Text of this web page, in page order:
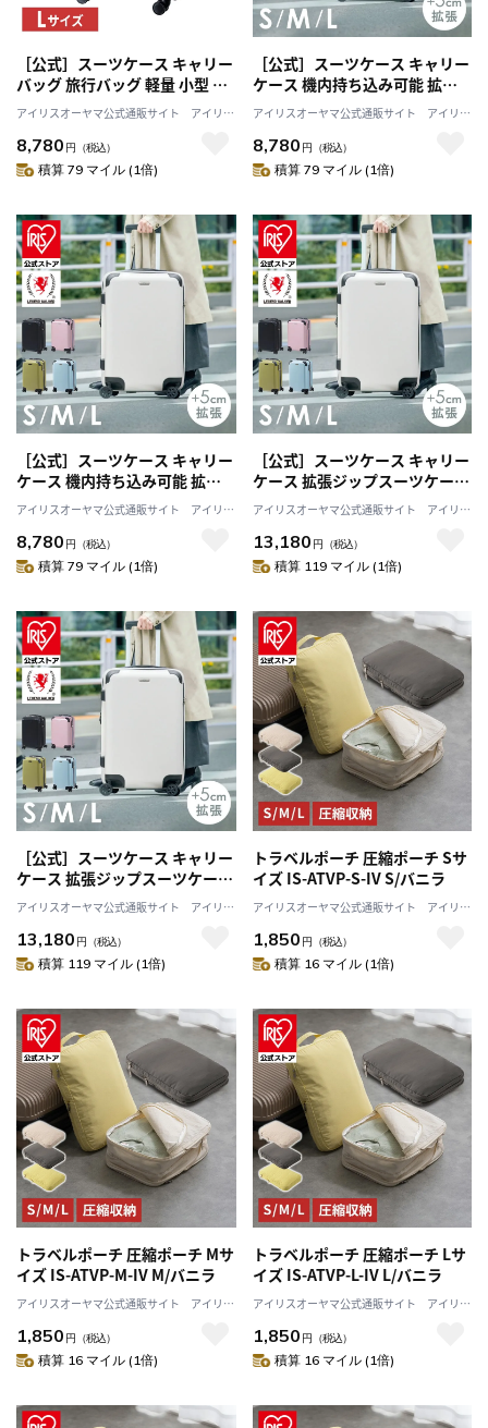
［公式］スーツケース キャリー
バッグ 旅行バッグ 軽量 小型 旅
行 海外旅行 旅行用品 ダブルキ
ャスター TSAロック Lサイズ
94L ブラウン KD-SCK アイリス
オーヤマ
アイリスオーヤマ公式通販サイト アイリス
8,780 円 （税込）
積算 79 マイル (1倍)
［公式］スーツケース キャリー
ケース 機内持ち込み可能 拡張
ジップスーツケース キャリーバ
ッグ 4輪 旅行 Sサイズ 32L カー
キ 5515-49 アイリスオーヤマ
アイリスオーヤマ公式通販サイト アイリス
8,780 円 （税込）
積算 79 マイル (1倍)
［公式］スーツケース キャリー
ケース 機内持ち込み可能 拡張
ジップスーツケース キャリーバ
ッグ 4輪 旅行 Sサイズ 32L ピン
ク 5515-49 アイリスオーヤマ
アイリスオーヤマ公式通販サイト アイリス
8,780 円 （税込）
積算 79 マイル (1倍)
［公式］スーツケース キャリー
ケース 拡張ジップスーツケース
キャリーバッグ 4輪 旅行 レジェ
ンドウォーカー Lサイズ 82L ピ
ンク 5515-70 アイリスオーヤマ
アイリスオーヤマ公式通販サイト アイリス
13,180 円 （税込）
積算 119 マイル (1倍)
［公式］スーツケース キャリー
ケース 拡張ジップスーツケース
キャリーバッグ 4輪 旅行 レジェ
ンドウォーカーLサイズ 82L ホ
ワイト 5515-70 アイリスオーヤ
マ
アイリスオーヤマ公式通販サイト アイリス
13,180 円 （税込）
積算 119 マイル (1倍)
トラベルポーチ 圧縮ポーチ Sサ
イズ IS-ATVP-S-IV S/バニラ
アイリスオーヤマ公式通販サイト アイリス
1,850 円 （税込）
積算 16 マイル (1倍)
トラベルポーチ 圧縮ポーチ Mサ
イズ IS-ATVP-M-IV M/バニラ
アイリスオーヤマ公式通販サイト アイリス
1,850 円 （税込）
積算 16 マイル (1倍)
トラベルポーチ 圧縮ポーチ Lサ
イズ IS-ATVP-L-IV L/バニラ
アイリスオーヤマ公式通販サイト アイリス
1,850 円 （税込）
積算 16 マイル (1倍)